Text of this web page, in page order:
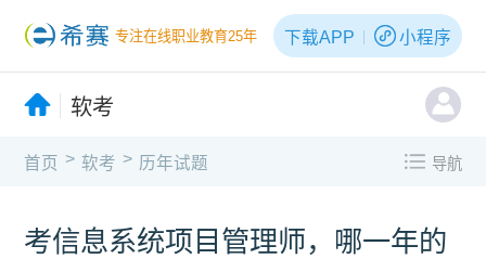
专注在线职业教育25年 下载APP 小程序
软考
首页 > 软考 > 历年试题 导航
考信息系统项目管理师，哪一年的